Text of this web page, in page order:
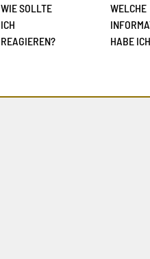
WIE SOLLTE
ICH
REAGIEREN?
WELCHE
HABE